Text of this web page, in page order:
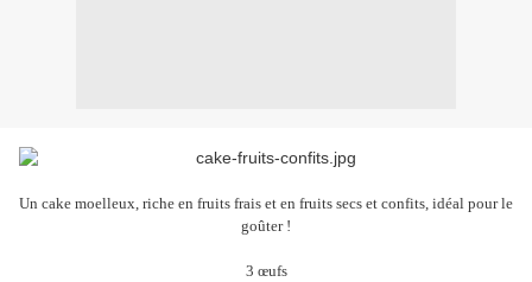
Un cake moelleux, riche en fruits frais et en fruits secs et confits, idéal pour le
goûter !
3 œufs